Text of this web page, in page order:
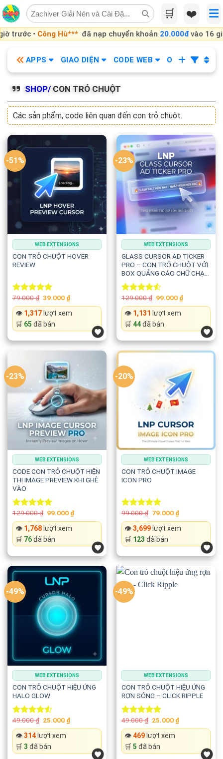
🛒 ❤️
•Công Hù***đã nạp chuyển khoản20.000đvào 16 giờ
Skip
to
content
APPS GIAO DIỆN CODE WEB OBS KHÓA
SHOP/ CON TRỎ CHUỘT
Các sản phẩm, code liên quan đến con trỏ chuột.
-51%
WEB EXTENSIONS
CON TRỎ CHUỘT HOVER
REVIEW
Rated5.00
out of 5
79.000₫ Original
was:
79.000 ₫.
39.000 ₫Current
price
is:
39.000 ₫.
👁️ 1,317lượt xem
🛒 65 đã bán
-23%
WEB EXTENSIONS
GLASS CURSOR AD TICKER
PRO – CON TRỎ CHUỘT VỚI
BOX QUẢNG CÁO CHỮ CHẠY
THEO
Rated
4.50out
of 5
129.000₫ Original
was:
129.000 ₫.
99.000 ₫Current
price
👁️ 1,131 lượt xem
🛒 44đã bán
-23%
WEB EXTENSIONS
CODE CON TRỎ CHUỘT HIỆN
THỊ IMAGE PREVIEW KHI GHÊ
VÀO
Rated5.00
out of 5
129.000₫ Original
was:
129.000 ₫.
99.000 ₫Current
price
👁️ 1,768lượt xem
🛒 76đã bán
-20%
WEB EXTENSIONS
CON TRỎ CHUỘT IMAGE
ICON PRO
Rated5.00
out of 5
99.000₫ Original
was:
99.000 ₫.
79.000 ₫Current
price
is:
79.000 ₫.
👁️3,699lượt xem
🛒 123 đã bán
-49%
WEB EXTENSIONS
CON TRỎ CHUỘT HIỆU ỨNG
HALO GLOW
Rated
4.50out
of 5
49.000₫ Original
was:
49.000 ₫.
25.000 ₫Current
price
👁️314lượt xem
🛒 3 đã bán
-49%
WEB EXTENSIONS
CON TRỎ CHUỘT HIỆU ỨNG
RỢN SÓNG – CLICK RIPPLE
Rated5.00
out of 5
49.000₫ Original
was:
49.000 ₫.
25.000 ₫Current
price
👁️469lượt xem
🛒 5 đã bán